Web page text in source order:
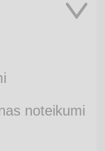
noteikumi